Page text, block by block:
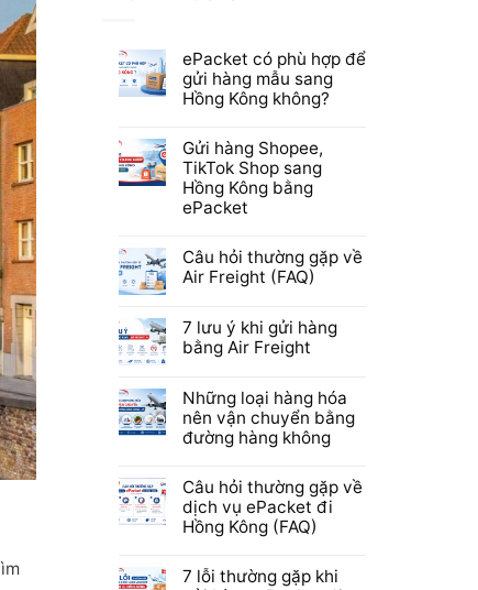
ePacket có phù hợp để
gửi hàng mẫu sang
Hồng Kông không?
Gửi hàng Shopee,
TikTok Shop sang
Hồng Kông bằng
ePacket
Câu hỏi thường gặp về
Air Freight (FAQ)
7 lưu ý khi gửi hàng
bằng Air Freight
Những loại hàng hóa
nên vận chuyển bằng
đường hàng không
Câu hỏi thường gặp về
dịch vụ ePacket đi
Hồng Kông (FAQ)
7 lỗi thường gặp khi